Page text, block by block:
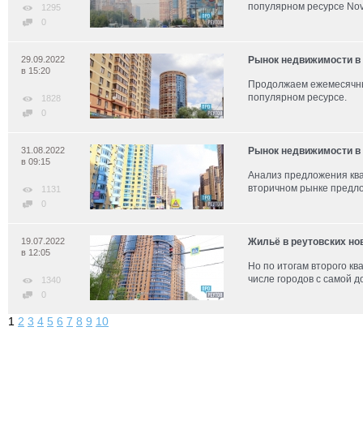
популярном ресурсе
1295
0
Рынок недвижимости в
Продолжаем
популярном ресурсе.
29.09.2022
в 15:20
1828
0
Рынок недвижимости в
Анализ предложения
вторичном рынке
31.08.2022
в 09:15
1131
0
Жильё в реутовских
Но по итогам второго
числе городов с самой
19.07.2022
в 12:05
1340
0
1 2 3 4 5 6 7 8 9 10